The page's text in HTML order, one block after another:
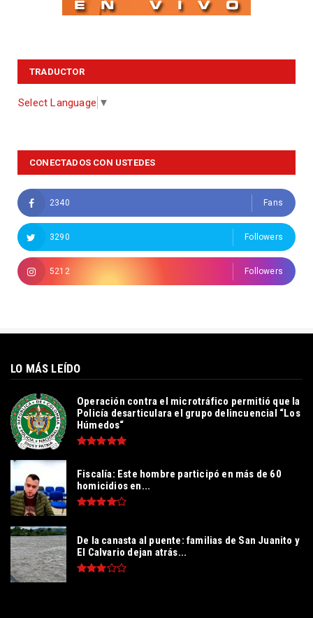
TRADUCTOR
Select Language ▼
CONECTADOS CON USTEDES
2340 Fans
3290 Followers
5212 Followers
LO MÁS LEÍDO
Operación contra el microtráfico permitió que la
Policía desarticulara el grupo delincuencial “Los
Húmedos“
Fiscalía: Este hombre participó en más de 60
homicidios en...
De la canasta al puente: familias de San Juanito y
El Calvario dejan atrás...